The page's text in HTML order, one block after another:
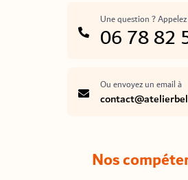
Une question ?
06 78 82
Ou envoyez un email à
Nos